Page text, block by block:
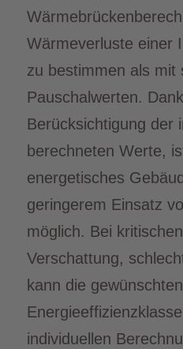
Wärmeverluste einer
zu bestimmen als mit
Pauschalwerten.
Berücksichtigung der
berechneten Werte,
energetisches
geringerem Einsatz
möglich. Bei
Verschattung,
kann die gewünschten
individuellen